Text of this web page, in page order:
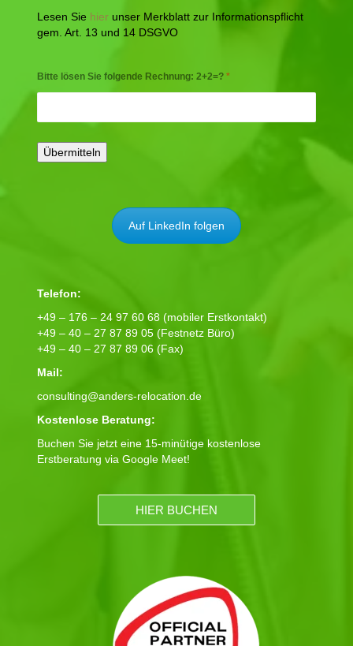
Lesen Sie hier unser Merkblatt zur Informationspflicht
gem. Art. 13 und 14 DSGVO
Bitte lösen Sie folgende Rechnung: 2+2=? *
Auf LinkedIn folgen
Telefon:
+49 – 176 – 24 97 60 68 (mobiler Erstkontakt)
+49 – 40 – 27 87 89 05 (Festnetz Büro)
+49 – 40 – 27 87 89 06 (Fax)
Mail:
consulting@anders-relocation.de
Kostenlose Beratung:
Buchen Sie jetzt eine 15-minütige kostenlose
Erstberatung via Google Meet!
HIER BUCHEN